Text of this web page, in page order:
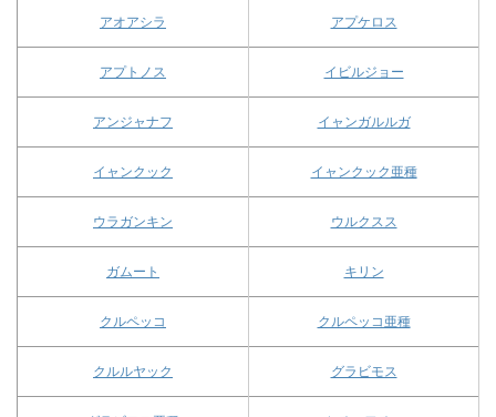
アオアシラ アプケロス
アプトノス イビルジョー
アンジャナフ イャンガルルガ
イャンクック イャンクック亜種
ウラガンキン ウルクスス
ガムート キリン
クルペッコ クルペッコ亜種
クルルヤック グラビモス